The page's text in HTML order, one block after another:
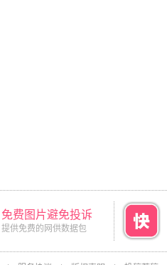
免费图片避免投诉
提供免费的网供数据包